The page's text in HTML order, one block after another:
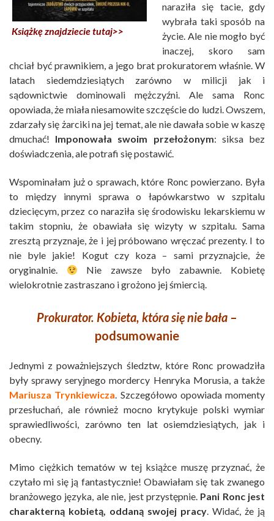
Książkę znajdziecie tutaj>>
naraziła się tacie, gdy
wybrała taki sposób na
życie. Ale nie mogło być
inaczej, skoro sam
chciał być prawnikiem, a jego brat prokuratorem właśnie. W
latach siedemdziesiątych zarówno w milicji jak i
sądownictwie dominowali mężczyźni. Ale sama Ronc
opowiada, że miała niesamowite szczęście do ludzi. Owszem,
zdarzały się żarciki na jej temat, ale nie dawała sobie w kaszę
dmuchać! Imponowała swoim przełożonym: siksa bez
doświadczenia, ale potrafi się postawić.
Wspominałam już o sprawach, które Ronc powierzano. Była
to między innymi sprawa o łapówkarstwo w szpitalu
dziecięcym, przez co naraziła się środowisku lekarskiemu w
takim stopniu, że obawiała się wizyty w szpitalu. Sama
zresztą przyznaje, że i jej próbowano wręczać prezenty. I to
nie byle jakie! Kogut czy koza – sami przyznajcie, że
oryginalnie.
Nie zawsze było zabawnie. Kobietę
wielokrotnie zastraszano i grożono jej śmiercią.
Prokurator. Kobieta, która się nie bała –
podsumowanie
Jednymi z poważniejszych śledztw, które Ronc prowadziła
były sprawy seryjnego mordercy Henryka Morusia, a także
Mariusza Trynkiewicza. Szczegółowo opowiada momenty
przesłuchań, ale również mocno krytykuje polski wymiar
sprawiedliwości, zarówno ten lat osiemdziesiątych, jak i
obecny.
Mimo ciężkich tematów w tej książce muszę przyznać, że
czytało mi się ją fantastycznie! Obawiałam się tak zwanego
branżowego języka, ale nie, jest przystępnie. Pani Ronc jest
charakterną kobietą, oddaną swojej pracy. Widać, że ją